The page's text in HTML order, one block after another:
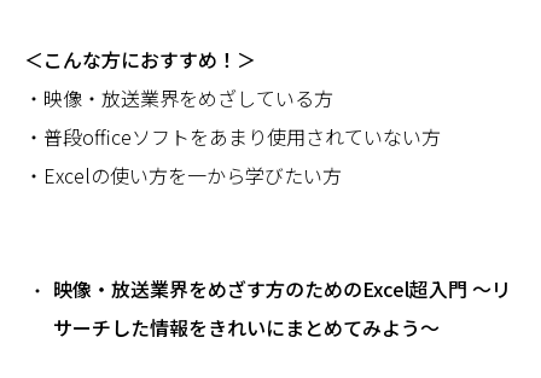
＜こんな方におすすめ！＞
・映像・放送業界をめざしている方
・普段officeソフトをあまり使用されていない方
・Excelの使い方を一から学びたい方
映像・放送業界をめざす方のためのExcel超入門 ～リ
サーチした情報をきれいにまとめてみよう～